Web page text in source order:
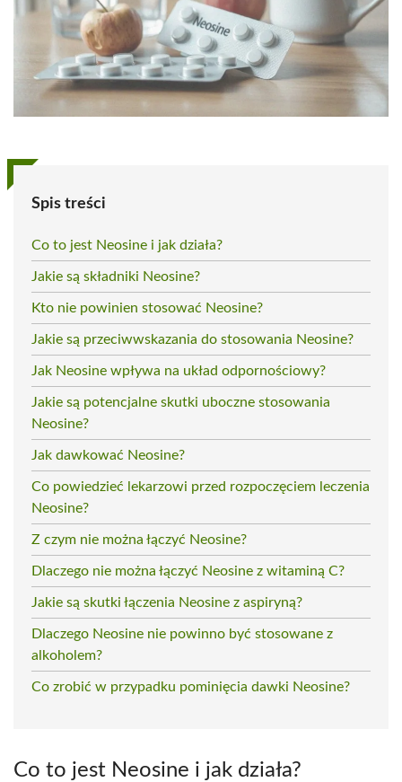
Spis treści
Co to jest Neosine i jak działa?
Jakie są składniki Neosine?
Kto nie powinien stosować Neosine?
Jakie są przeciwwskazania do stosowania Neosine?
Jak Neosine wpływa na układ odpornościowy?
Jakie są potencjalne skutki uboczne stosowania
Neosine?
Jak dawkować Neosine?
Co powiedzieć lekarzowi przed rozpoczęciem leczenia
Neosine?
Z czym nie można łączyć Neosine?
Dlaczego nie można łączyć Neosine z witaminą C?
Jakie są skutki łączenia Neosine z aspiryną?
Dlaczego Neosine nie powinno być stosowane z
alkoholem?
Co zrobić w przypadku pominięcia dawki Neosine?
Co to jest Neosine i jak działa?